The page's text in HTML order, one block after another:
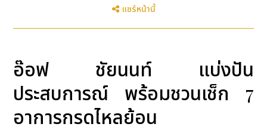
แชร์หน้านี้
อ๊อฟ ชัยนนท์ แบ่งปัน
ประสบการณ์ พร้อมชวนเช็ก 7
อาการกรดไหลย้อน